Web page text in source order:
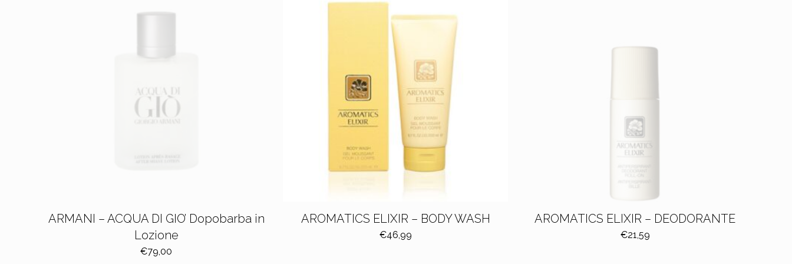
ARMANI – ACQUA DI GIO’ Dopobarba in
Lozione
€79,00
AROMATICS ELIXIR – BODY WASH
€46,99
AROMATICS ELIXIR – DEODORANTE
€21,59